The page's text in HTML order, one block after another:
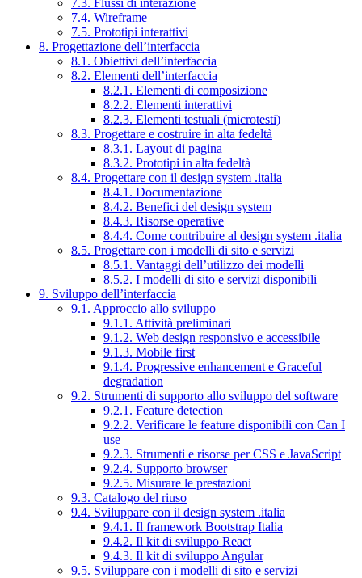
7.3. Flussi di interazione
7.4. Wireframe
7.5. Prototipi interattivi
8. Progettazione dell’interfaccia
8.1. Obiettivi dell’interfaccia
8.2. Elementi dell’interfaccia
8.2.1. Elementi di composizione
8.2.2. Elementi interattivi
8.2.3. Elementi testuali (microtesti)
8.3. Progettare e costruire in alta fedeltà
8.3.1. Layout di pagina
8.3.2. Prototipi in alta fedeltà
8.4. Progettare con il design system .italia
8.4.1. Documentazione
8.4.2. Benefici del design system
8.4.3. Risorse operative
8.4.4. Come contribuire al design system .italia
8.5. Progettare con i modelli di sito e servizi
8.5.1. Vantaggi dell’utilizzo dei modelli
8.5.2. I modelli di sito e servizi disponibili
9. Sviluppo dell’interfaccia
9.1. Approccio allo sviluppo
9.1.1. Attività preliminari
9.1.2. Web design responsivo e accessibile
9.1.3. Mobile first
9.1.4. Progressive enhancement e Graceful
degradation
9.2. Strumenti di supporto allo sviluppo del software
9.2.1. Feature detection
9.2.2. Verificare le feature disponibili con Can I
use
9.2.3. Strumenti e risorse per CSS e JavaScript
9.2.4. Supporto browser
9.2.5. Misurare le prestazioni
9.3. Catalogo del riuso
9.4. Sviluppare con il design system .italia
9.4.1. Il framework Bootstrap Italia
9.4.2. Il kit di sviluppo React
9.4.3. Il kit di sviluppo Angular
9.5. Sviluppare con i modelli di sito e servizi